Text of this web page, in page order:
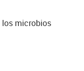
microbios